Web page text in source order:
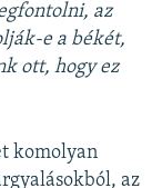
az
e a békét,
ott, hogy ez
komolyan
az